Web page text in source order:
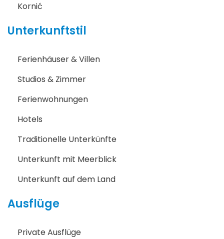
Kornić
Unterkunftstil
Ferienhäuser & Villen
Studios & Zimmer
Ferienwohnungen
Hotels
Traditionelle Unterkünfte
Unterkunft mit Meerblick
Unterkunft auf dem Land
Ausflüge
Private Ausflüge